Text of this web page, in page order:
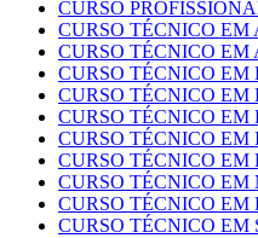
CURSO
CURSO TÉCNICO
CURSO TÉCNICO
CURSO TÉCNICO EM
CURSO TÉCNICO EM
CURSO TÉCNICO
CURSO TÉCNICO
CURSO TÉCNICO EM
CURSO TÉCNICO EM
CURSO TÉCNICO
CURSO TÉCNICO